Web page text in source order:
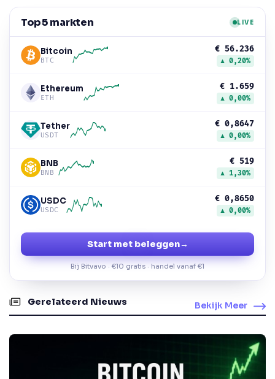
Top 5 markten LIVE
Bitcoin
BTC
€ 56.236
▲ 0,20%
Ethereum
ETH
€ 1.659
▲ 0,00%
Tether
USDT
€ 0,8647
▲ 0,00%
BNB
BNB
€ 519
▲ 1,30%
USDC
USDC
€ 0,8650
▲ 0,00%
Start met beleggen→
Bij Bitvavo · €10 gratis · handel vanaf €1
Gerelateerd Nieuws Bekijk Meer